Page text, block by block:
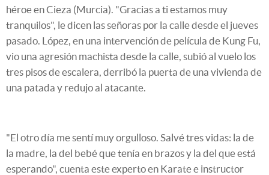
héroe en Cieza (Murcia). "Gracias a ti estamos muy
tranquilos", le dicen las señoras por la calle desde el jueves
pasado. López, en una intervención de película de Kung Fu,
vio una agresión machista desde la calle, subió al vuelo los
tres pisos de escalera, derribó la puerta de una vivienda de
una patada y redujo al atacante.
"El otro día me sentí muy orgulloso. Salvé tres vidas: la de
la madre, la del bebé que tenía en brazos y la del que está
esperando", cuenta este experto en Karate e instructor